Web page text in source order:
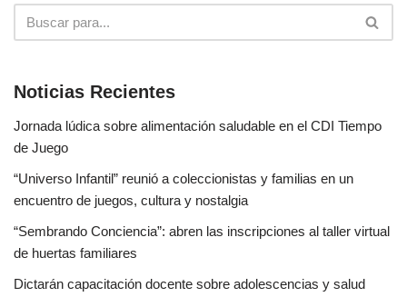
Noticias Recientes
Jornada lúdica sobre alimentación saludable en el CDI Tiempo
de Juego
“Universo Infantil” reunió a coleccionistas y familias en un
encuentro de juegos, cultura y nostalgia
“Sembrando Conciencia”: abren las inscripciones al taller virtual
de huertas familiares
Dictarán capacitación docente sobre adolescencias y salud